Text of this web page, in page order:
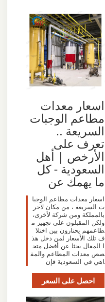
اسعار معدات
مطاعم الوجبات
السريعة ..
تعرف على
الأرخص | أهل
السعودية - كل
ما يهمك عن
اسعار معدات مطاعم الوجبا
ت السريعة ، من مكان لآخر
بالمملكة ومن شركة لأخرى،
ولكن المقبلون على تجهيز م
طاعمهم يحتارون بين اختلا
ف تلك الأسعار لمن دخل هذ
ا المقال بحثا عن أفضل متخ
صص معدات المطاعم والمق
اهي في السعودية فإن
احصل على السعر